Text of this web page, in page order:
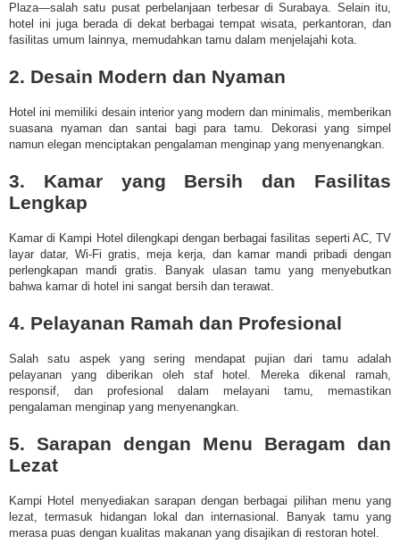
Plaza—salah satu pusat perbelanjaan terbesar di Surabaya. Selain itu,
hotel ini juga berada di dekat berbagai tempat wisata, perkantoran, dan
fasilitas umum lainnya, memudahkan tamu dalam menjelajahi kota.
2. Desain Modern dan Nyaman
Hotel ini memiliki desain interior yang modern dan minimalis, memberikan
suasana nyaman dan santai bagi para tamu. Dekorasi yang simpel
namun elegan menciptakan pengalaman menginap yang menyenangkan.
3. Kamar yang Bersih dan Fasilitas
Lengkap
Kamar di Kampi Hotel dilengkapi dengan berbagai fasilitas seperti AC, TV
layar datar, Wi-Fi gratis, meja kerja, dan kamar mandi pribadi dengan
perlengkapan mandi gratis. Banyak ulasan tamu yang menyebutkan
bahwa kamar di hotel ini sangat bersih dan terawat.
4. Pelayanan Ramah dan Profesional
Salah satu aspek yang sering mendapat pujian dari tamu adalah
pelayanan yang diberikan oleh staf hotel. Mereka dikenal ramah,
responsif, dan profesional dalam melayani tamu, memastikan
pengalaman menginap yang menyenangkan.
5. Sarapan dengan Menu Beragam dan
Lezat
Kampi Hotel menyediakan sarapan dengan berbagai pilihan menu yang
lezat, termasuk hidangan lokal dan internasional. Banyak tamu yang
merasa puas dengan kualitas makanan yang disajikan di restoran hotel.